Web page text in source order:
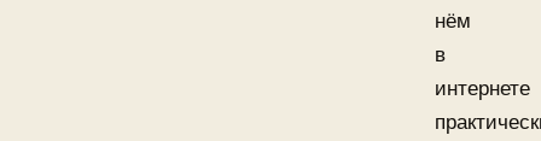
нём
в
интернете